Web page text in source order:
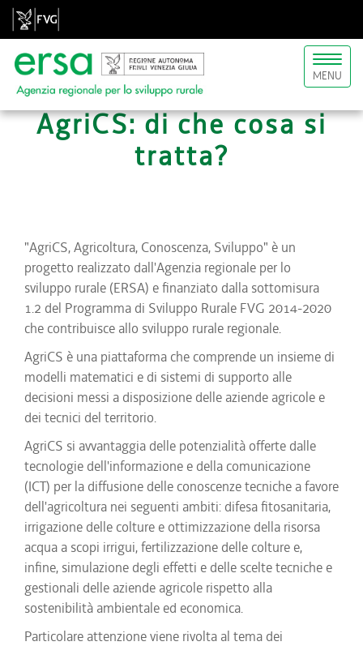
Toggle
MENU
AgriCS: di che cosa si
tratta?
"AgriCS, Agricoltura, Conoscenza, Sviluppo" è un
progetto realizzato dall'Agenzia regionale per lo
sviluppo rurale (ERSA) e finanziato dalla sottomisura
1.2 del Programma di Sviluppo Rurale FVG 2014-2020
che contribuisce allo sviluppo rurale regionale.
AgriCS è una piattaforma che comprende un insieme di
modelli matematici e di sistemi di supporto alle
decisioni messi a disposizione delle aziende agricole e
dei tecnici del territorio.
AgriCS si avvantaggia delle potenzialità offerte dalle
tecnologie dell'informazione e della comunicazione
(ICT) per la diffusione delle conoscenze tecniche a favore
dell'agricoltura nei seguenti ambiti: difesa fitosanitaria,
irrigazione delle colture e ottimizzazione della risorsa
acqua a scopi irrigui, fertilizzazione delle colture e,
infine, simulazione degli effetti e delle scelte tecniche e
gestionali delle aziende agricole rispetto alla
sostenibilità ambientale ed economica.
Particolare attenzione viene rivolta al tema dei